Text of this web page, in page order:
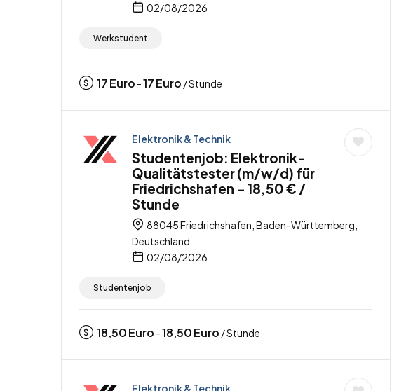
02/08/2026
Werkstudent
17Euro -17Euro / Stunde
Elektronik & Technik
Studentenjob: Elektronik-
Qualitätstester (m/w/d) für
Friedrichshafen – 18,50 € /
Stunde
88045 Friedrichshafen, Baden-Württemberg,
Deutschland
02/08/2026
Studentenjob
18,50Euro -18,50Euro / Stunde
Elektronik & Technik